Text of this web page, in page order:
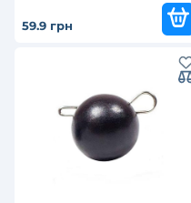
59.9 грн